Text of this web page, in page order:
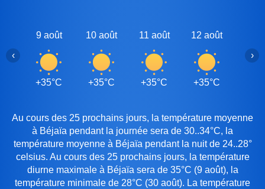
9 août
+35°C
10 août
+35°C
11 août
+35°C
12 août
+35°C
‹ ›
Au cours des 25 prochains jours, la température moyenne
à Béjaïa pendant la journée sera de 30..34°C, la
température moyenne à Béjaïa pendant la nuit de 24..28°
celsius. Au cours des 25 prochains jours, la température
diurne maximale à Béjaïa sera de 35°C (9 août), la
température minimale de 28°C (30 août). La température